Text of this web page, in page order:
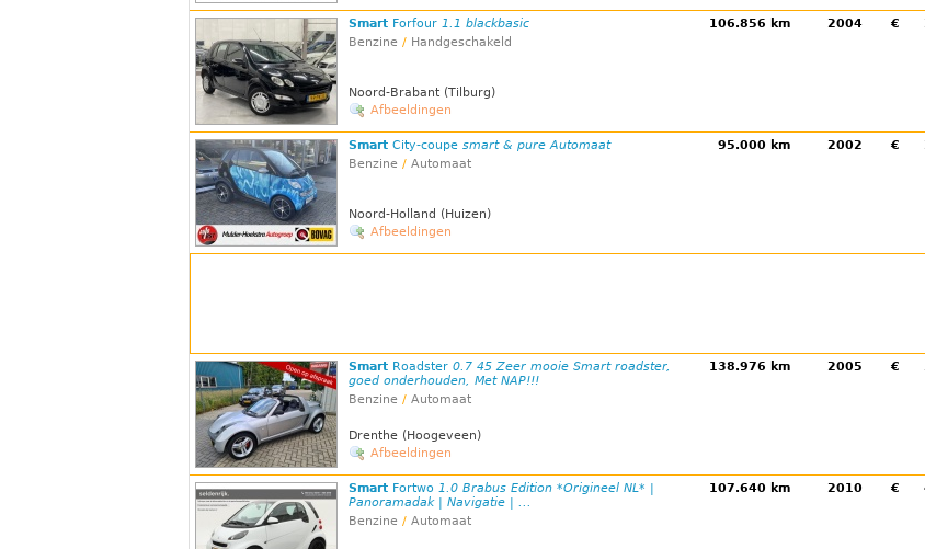
Smart Forfour 1.1 blackbasic
Benzine / Handgeschakeld
Noord-Brabant (Tilburg)
Afbeeldingen
106.856 km 2004 €
Smart City-coupe smart & pure Automaat
Benzine / Automaat
Noord-Holland (Huizen)
Afbeeldingen
95.000 km 2002 €
Smart Roadster 0.7 45 Zeer mooie Smart roadster,
goed onderhouden, Met NAP!!!
Benzine / Automaat
Drenthe (Hoogeveen)
Afbeeldingen
138.976 km 2005 €
Smart Fortwo 1.0 Brabus Edition *Origineel NL* |
Panoramadak | Navigatie | ...
Benzine / Automaat
107.640 km 2010 €